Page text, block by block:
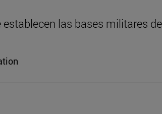
las bases militares